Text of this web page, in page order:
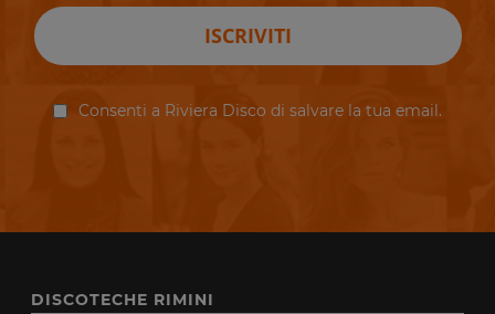
ISCRIVITI
Consenti a Riviera Disco di salvare la tua email.
DISCOTECHE RIMINI